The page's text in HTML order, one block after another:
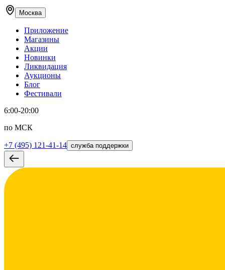
Москва
Приложение
Магазины
Акции
Новинки
Ликвидация
Аукционы
Блог
Фестивали
6:00-20:00
по МСК
+7 (495) 121-41-14 служба поддержки